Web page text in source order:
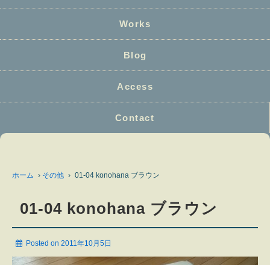
Works
Blog
Access
Contact
ホーム › その他 › 01-04 konohana ブラウン
01-04 konohana ブラウン
Posted on 2011年10月5日